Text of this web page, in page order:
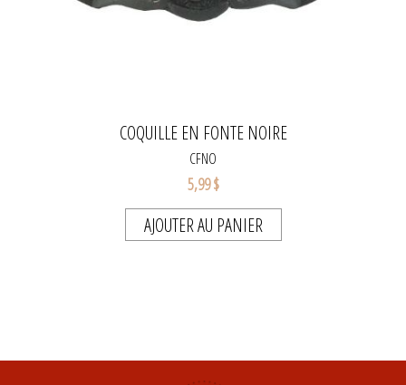
COQUILLE EN FONTE NOIRE
CFNO
5,99 $
AJOUTER AU PANIER